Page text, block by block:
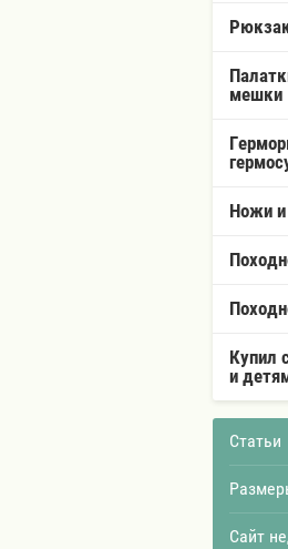
мешки
Ножи
Купил
и
Статьи
Сайт